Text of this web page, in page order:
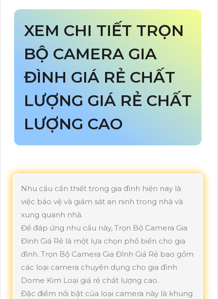
XEM CHI TIẾT TRỌN
BỘ CAMERA GIA
ĐÌNH GIÁ RẺ CHẤT
LƯỢNG GIÁ RẺ CHẤT
LƯỢNG CAO
Nhu cầu cần thiết trong gia đình hiện nay là
việc bảo vệ và giám sát an ninh trong nhà và
xung quanh nhà.
Để đáp ứng nhu cầu này, Trọn Bộ Camera Gia
Đình Giá Rẻ là một lựa chọn phổ biến cho gia
đình. Trọn Bộ Camera Gia Đình Giá Rẻ bao gồm
các loại camera chuyên dụng cho gia đình
Dome Kim Loại giá rẻ chất lượng cao.
Đặc điểm nổi bật của loại camera này là khung